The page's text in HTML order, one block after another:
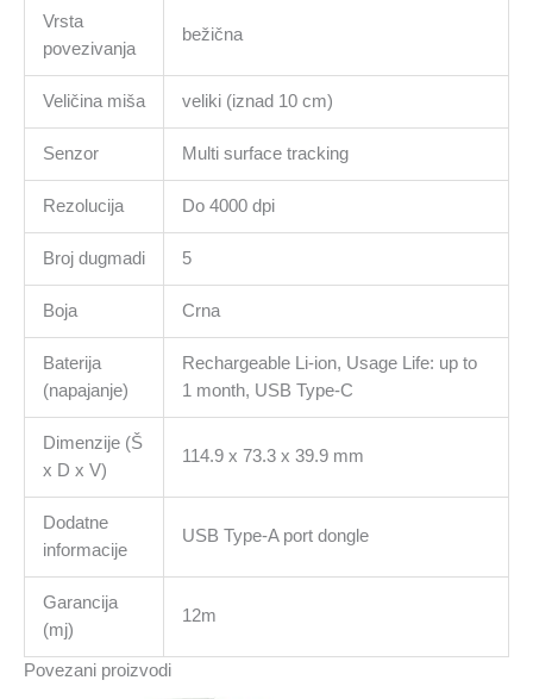
Vrsta
povezivanja
bežična
Veličina miša veliki (iznad 10 cm)
Senzor Multi surface tracking
Rezolucija Do 4000 dpi
Broj dugmadi 5
Boja Crna
Baterija
(napajanje)
Rechargeable Li-ion, Usage Life: up to
1 month, USB Type-C
Dimenzije (Š
x D x V)
114.9 x 73.3 x 39.9 mm
Dodatne
informacije
USB Type-A port dongle
Garancija
(mj)
12m
Povezani proizvodi